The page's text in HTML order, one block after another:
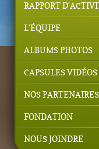
RAPPORT
L'ÉQUIPE
ALBUMS PHOTOS
CAPSULES VIDÉOS
NOS PARTENAIRES
FONDATION
NOUS JOINDRE